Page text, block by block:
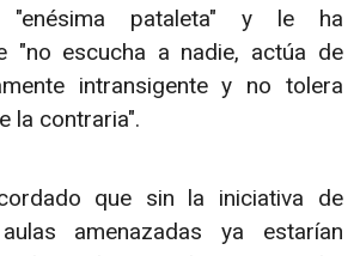
"enésima pataleta" y le ha
"no escucha a nadie, actúa de
intransigente y no tolera
la contraria".
que sin la iniciativa de
amenazadas ya estarían